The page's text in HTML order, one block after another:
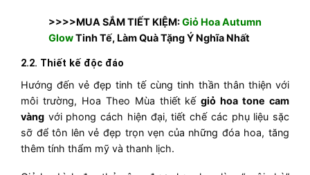
>>>>MUA SẮM TIẾT KIỆM:Giỏ Hoa Autumn
GlowTinh Tế, Làm Quà Tặng Ý Nghĩa Nhất
2.2. Thiết kế độc đáo
Hướng đến vẻ đẹp tinh tế cùng tinh thần thân thiện với
môi trường, Hoa Theo Mùa thiết kếgiỏ hoa tone cam
vàng với phong cách hiện đại, tiết chế các phụ liệu sặc
sỡ để tôn lên vẻ đẹp trọn vẹn của những đóa hoa, tăng
thêm tính thẩm mỹ và thanh lịch.